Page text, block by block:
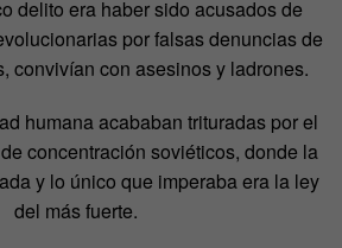
delito era haber sido acusados de
por falsas denuncias de
convivían con asesinos y ladrones.
humana acababan trituradas por el
concentración soviéticos, donde la
y lo único que imperaba era la ley
del más fuerte.